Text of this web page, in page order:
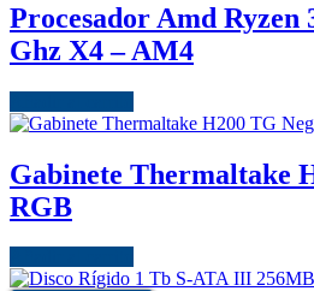
Procesador Amd Ryzen
Ghz X4 – AM4
Gabinete Thermaltake
RGB